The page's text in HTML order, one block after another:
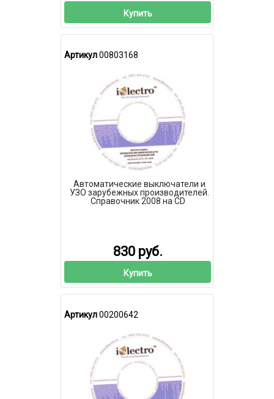
Купить
Артикул00803168
Автоматические выключатели и
УЗО зарубежных производителей.
Справочник 2008 на CD
830 руб.
Купить
Артикул00200642